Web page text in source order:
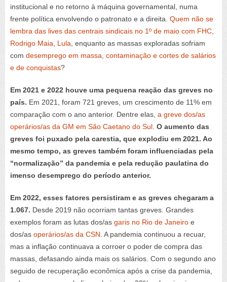
institucional e no retorno à máquina governamental, numa
frente política envolvendo o patronato e a direita. Quem não se
lembra das lives das centrais sindicais no 1º de maio com FHC,
Rodrigo Maia, Lula, enquanto as massas exploradas sofriam
com desemprego em massa, contaminação e cortes de salários
e de conquistas?
Em 2021 e 2022 houve uma pequena reação das greves no
país. Em 2021, foram 721 greves, um crescimento de 11% em
comparação com o ano anterior. Dentre elas, a greve dos/as
operários/as da GM em São Caetano do Sul. O aumento das
greves foi puxado pela carestia, que explodiu em 2021. Ao
mesmo tempo, as greves também foram influenciadas pela
“normalização” da pandemia e pela redução paulatina do
imenso desemprego do período anterior.
Em 2022, esses fatores persistiram e as greves chegaram a
1.067. Desde 2019 não ocorriam tantas greves. Grandes
exemplos foram as lutas dos/as garis no Rio de Janeiro e
dos/as operários/as da CSN. A pandemia continuou a recuar,
mas a inflação continuava a corroer o poder de compra das
massas, defasando ainda mais os salários. Com o segundo ano
seguido de recuperação econômica após a crise da pandemia,